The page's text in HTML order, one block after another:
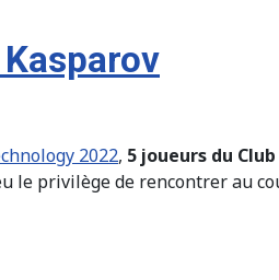
2022, 5 joueurs du Club
le privilège de rencontrer au